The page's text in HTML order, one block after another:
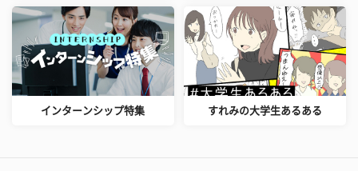
インターンシップ特集 すれみの大学生あるある